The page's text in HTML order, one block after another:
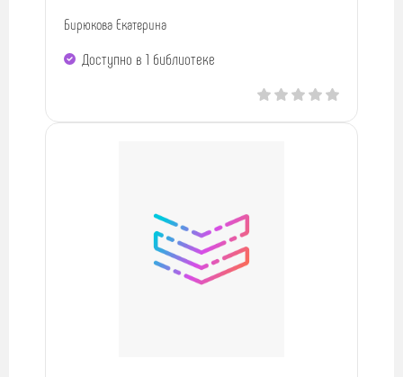
Бирюкова Екатерина
Доступно в 1 библиотекe